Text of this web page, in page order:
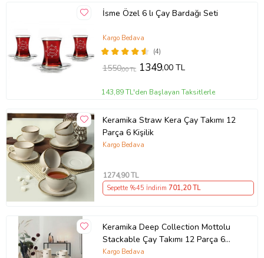
İsme Özel 6 lı Çay Bardağı Seti
(4)
Kargo Bedava
1550,00 TL 1349,00 TL
143,89 TL'den Başlayan Taksitlerle
Keramika Straw Kera Çay Takımı 12
Parça 6 Kişilik
Kargo Bedava
1274,90 TL
Sepette %45 İndirim 701,20 TL
Keramika Deep Collection Mottolu
Stackable Çay Takımı 12 Parça 6
Kişilik 22650-55
Kargo Bedava